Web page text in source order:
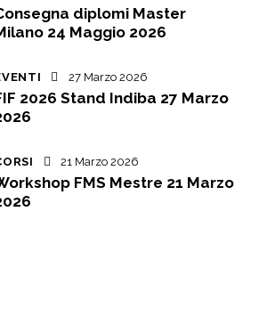
diplomi Master
24 Maggio 2026
27 Marzo 2026
2026 Stand Indiba 27 Marzo
21 Marzo 2026
FMS Mestre 21 Marzo